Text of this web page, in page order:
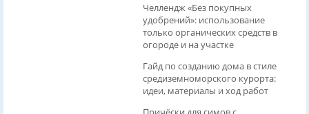
Челлендж «Без покупных
удобрений»: использование
только органических средств в
огороде и на участке
Гайд по созданию дома в стиле
средиземноморского курорта:
идеи, материалы и ход работ